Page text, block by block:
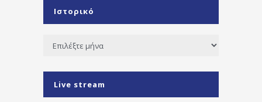
Ιστορικό
Ιστορικό
Live stream